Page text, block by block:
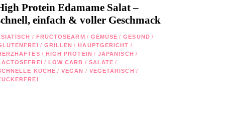
Protein Edamame Salat –
einfach & voller Geschmack
/ FRUCTOSEARM / GEMÜSE / GESUND /
/ GRILLEN / HAUPTGERICHT /
/ HIGH PROTEIN / JAPANISCH /
/ LOW CARB / SALATE /
KÜCHE / VEGAN / VEGETARISCH /